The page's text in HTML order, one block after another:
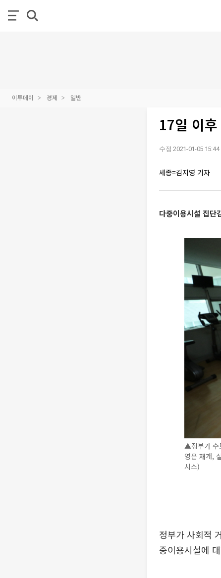
이투데이 경제 일반
17일 이
수정 2021-01-05 15:44
세종=김지영 기자
다중이용시설 집
▲정부가 수
영은 재개,
시스)
정부가 사회적
중이용시설에